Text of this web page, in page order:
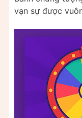
vạn sự được